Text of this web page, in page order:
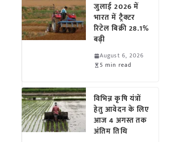
जुलाई 2026 में
भारत में ट्रैक्टर
रिटेल बिक्री 28.1%
बढ़ी
August 6, 2026
5 min read
विभिन्न कृषि यंत्रों
हेतु आवेदन के लिए
आज 4 अगस्त तक
अंतिम तिथि